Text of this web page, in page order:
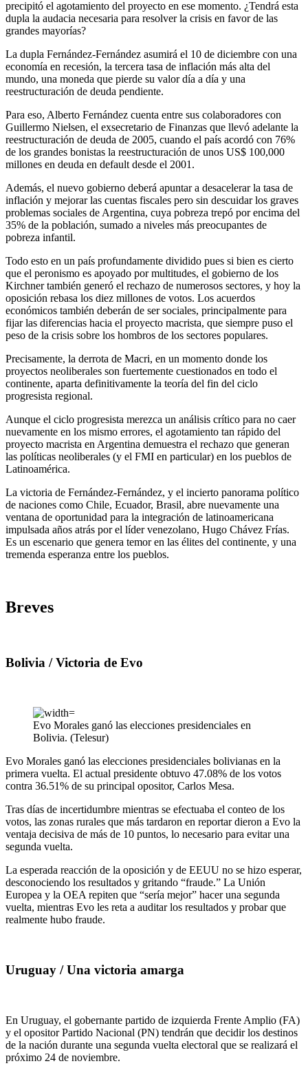
precipitó el agotamiento del proyecto en ese momento. ¿Tendrá esta
dupla la audacia necesaria para resolver la crisis en favor de las
grandes mayorías?
La dupla Fernández-Fernández asumirá el 10 de diciembre con una
economía en recesión, la tercera tasa de inflación más alta del
mundo, una moneda que pierde su valor día a día y una
reestructuración de deuda pendiente.
Para eso, Alberto Fernández cuenta entre sus colaboradores con
Guillermo Nielsen, el exsecretario de Finanzas que llevó adelante la
reestructuración de deuda de 2005, cuando el país acordó con 76%
de los grandes bonistas la reestructuración de unos US$ 100,000
millones en deuda en default desde el 2001.
Además, el nuevo gobierno deberá apuntar a desacelerar la tasa de
inflación y mejorar las cuentas fiscales pero sin descuidar los graves
problemas sociales de Argentina, cuya pobreza trepó por encima del
35% de la población, sumado a niveles más preocupantes de
pobreza infantil.
Todo esto en un país profundamente dividido pues si bien es cierto
que el peronismo es apoyado por multitudes, el gobierno de los
Kirchner también generó el rechazo de numerosos sectores, y hoy la
oposición rebasa los diez millones de votos. Los acuerdos
económicos también deberán de ser sociales, principalmente para
fijar las diferencias hacia el proyecto macrista, que siempre puso el
peso de la crisis sobre los hombros de los sectores populares.
Precisamente, la derrota de Macri, en un momento donde los
proyectos neoliberales son fuertemente cuestionados en todo el
continente, aparta definitivamente la teoría del fin del ciclo
progresista regional.
Aunque el ciclo progresista merezca un análisis crítico para no caer
nuevamente en los mismo errores, el agotamiento tan rápido del
proyecto macrista en Argentina demuestra el rechazo que generan
las políticas neoliberales (y el FMI en particular) en los pueblos de
Latinoamérica.
La victoria de Fernández-Fernández, y el incierto panorama político
de naciones como Chile, Ecuador, Brasil, abre nuevamente una
ventana de oportunidad para la integración de latinoamericana
impulsada años atrás por el líder venezolano, Hugo Chávez Frías.
Es un escenario que genera temor en las élites del continente, y una
tremenda esperanza entre los pueblos.
Breves
Bolivia / Victoria de Evo
Evo Morales ganó las elecciones presidenciales en
Bolivia. (Telesur)
Evo Morales ganó las elecciones presidenciales bolivianas en la
primera vuelta. El actual presidente obtuvo 47.08% de los votos
contra 36.51% de su principal opositor, Carlos Mesa.
Tras días de incertidumbre mientras se efectuaba el conteo de los
votos, las zonas rurales que más tardaron en reportar dieron a Evo la
ventaja decisiva de más de 10 puntos, lo necesario para evitar una
segunda vuelta.
La esperada reacción de la oposición y de EEUU no se hizo esperar,
desconociendo los resultados y gritando “fraude.” La Unión
Europea y la OEA repiten que “sería mejor” hacer una segunda
vuelta, mientras Evo les reta a auditar los resultados y probar que
realmente hubo fraude.
Uruguay / Una victoria amarga
En Uruguay, el gobernante partido de izquierda Frente Amplio (FA)
y el opositor Partido Nacional (PN) tendrán que decidir los destinos
de la nación durante una segunda vuelta electoral que se realizará el
próximo 24 de noviembre.